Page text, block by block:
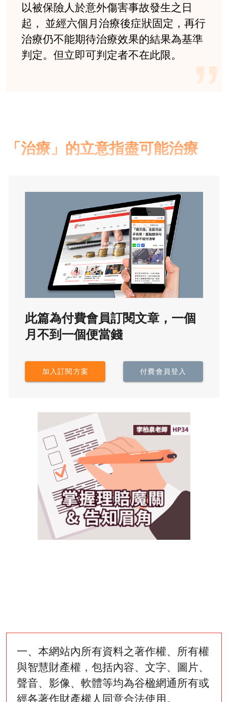
以被保險人於意外傷害事故發生之日
起， 並經六個月治療後症狀固定，再行
治療仍不能期待治療效果的結果為基準
判定。但立即可判定者不在此限。
「治療」的立意指盡可能治療
此篇為付費會員訂閱文章，一個
月不到一個便當錢
加入訂閱方案 付費會員登入
一、本網站內所有資料之著作權、所有權
與智慧財產權，包括內容、文字、圖片、
聲音、影像、軟體等均為谷楹網通所有或
經各著作財產權人同意合法使用。